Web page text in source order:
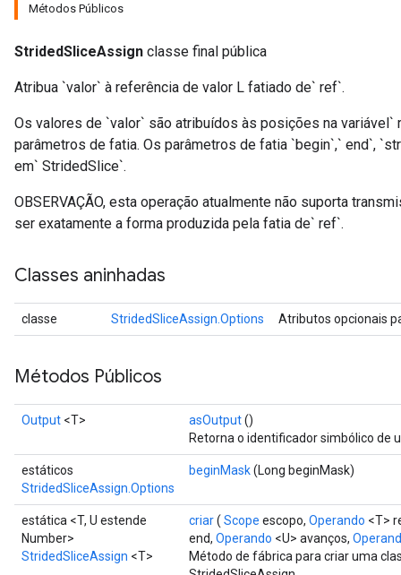
Métodos Públicos
StridedSliceAssign classe final pública
Atribua `valor` à referência de valor L fatiado de` ref`.
Os valores de `valor` são atribuídos às posições na
parâmetros de fatia. Os parâmetros de fatia `begin`,` end`,
em` StridedSlice`.
OBSERVAÇÃO, esta operação atualmente não suporta
ser exatamente a forma produzida pela fatia de` ref`.
Classes aninhadas
classe StridedSliceAssign.Options Atributos opcionais
Métodos Públicos
Output <T> asOutput()
Retorna o identificador simbólico de
estáticos
StridedSliceAssign.Options
beginMask(Long beginMask)
estática <T, U estende
Number>
StridedSliceAssign <T>
criar( Scope escopo, Operando <T>
end, Operando <U> avanços,
Método de fábrica para criar uma